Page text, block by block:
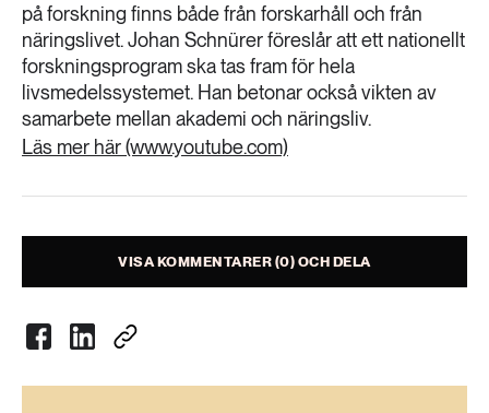
på forskning finns både från forskarhåll och från
näringslivet. Johan Schnürer föreslår att ett nationellt
forskningsprogram ska tas fram för hela
livsmedelssystemet. Han betonar också vikten av
samarbete mellan akademi och näringsliv.
Läs mer här (www.youtube.com)
VISA KOMMENTARER (0) OCH DELA